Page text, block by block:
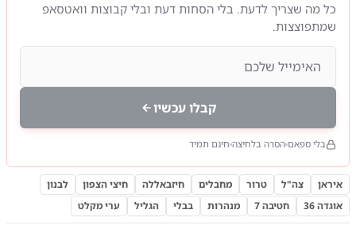
כל מה שצריך לדעת. בלי הסחות דעת ובלי קבוצות וואטסאפ
שמתפוצצות.
קבלו עכשיו
בלי ספאם הסרה בלחיצה חינם תמיד
איראן צה"ל טרור מחבלים חיזבאללה חיצי הצפון
לבנון
אוגדה 36
חטיבה 7 מנהרות בבלי הגליל ערי מקלט